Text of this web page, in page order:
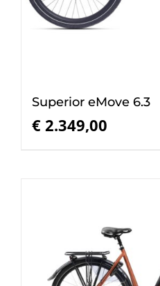
Superior eMove 6.3
€ 2.349,00